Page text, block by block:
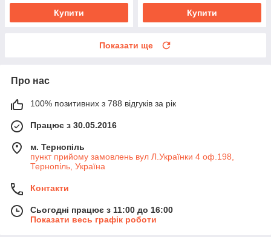
Купити Купити
Показати ще
Про нас
100% позитивних з 788 відгуків за рік
Працює з 30.05.2016
м. Тернопіль
пункт прийому замовлень вул Л.Українки 4 оф.198,
Тернопіль, Україна
Контакти
Сьогодні працює з 11:00 до 16:00
Показати весь графік роботи